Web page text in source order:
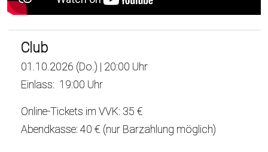
Club
01.10.2026 (Do.) | 20:00 Uhr
Einlass: 19:00 Uhr
Online-Tickets im VVK: 35 €
Abendkasse: 40 € (nur Barzahlung möglich)